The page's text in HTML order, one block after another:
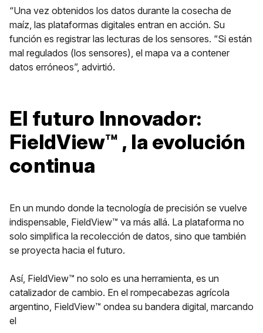
“Una vez obtenidos los datos durante la cosecha de
maíz, las plataformas digitales entran en acción. Su
función es registrar las lecturas de los sensores. “Si están
mal regulados (los sensores), el mapa va a contener
datos erróneos”, advirtió.
El futuro Innovador:
FieldView™ , la evolución
continua
En un mundo donde la tecnología de precisión se vuelve
indispensable, FieldView™ va más allá. La plataforma no
solo simplifica la recolección de datos, sino que también
se proyecta hacia el futuro.
Así, FieldView™ no solo es una herramienta, es un
catalizador de cambio. En el rompecabezas agrícola
argentino, FieldView™ ondea su bandera digital, marcando
el